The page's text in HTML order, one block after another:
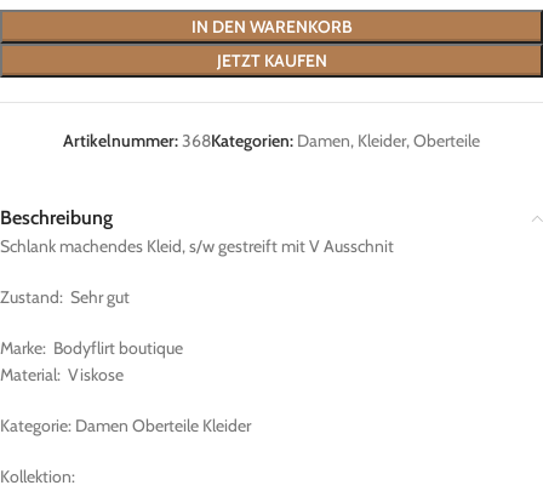
IN DEN WARENKORB
JETZT KAUFEN
Artikelnummer: 368Kategorien: Damen, Kleider, Oberteile
Beschreibung
Schlank machendes Kleid, s/w gestreift mit V Ausschnit
Zustand: Sehr gut
Marke: Bodyflirt boutique
Material: Viskose
Kategorie: Damen Oberteile Kleider
Kollektion: